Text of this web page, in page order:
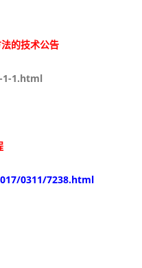
的技术公告
1.html
0311/7238.html